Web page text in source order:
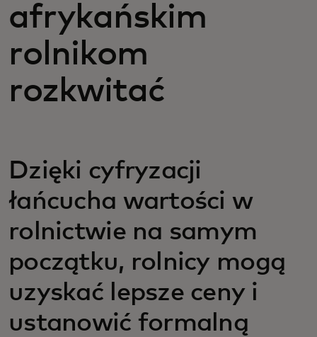
afrykańskim
rolnikom
rozkwitać
Dzięki cyfryzacji
łańcucha wartości w
rolnictwie na samym
początku, rolnicy mogą
uzyskać lepsze ceny i
ustanowić formalną